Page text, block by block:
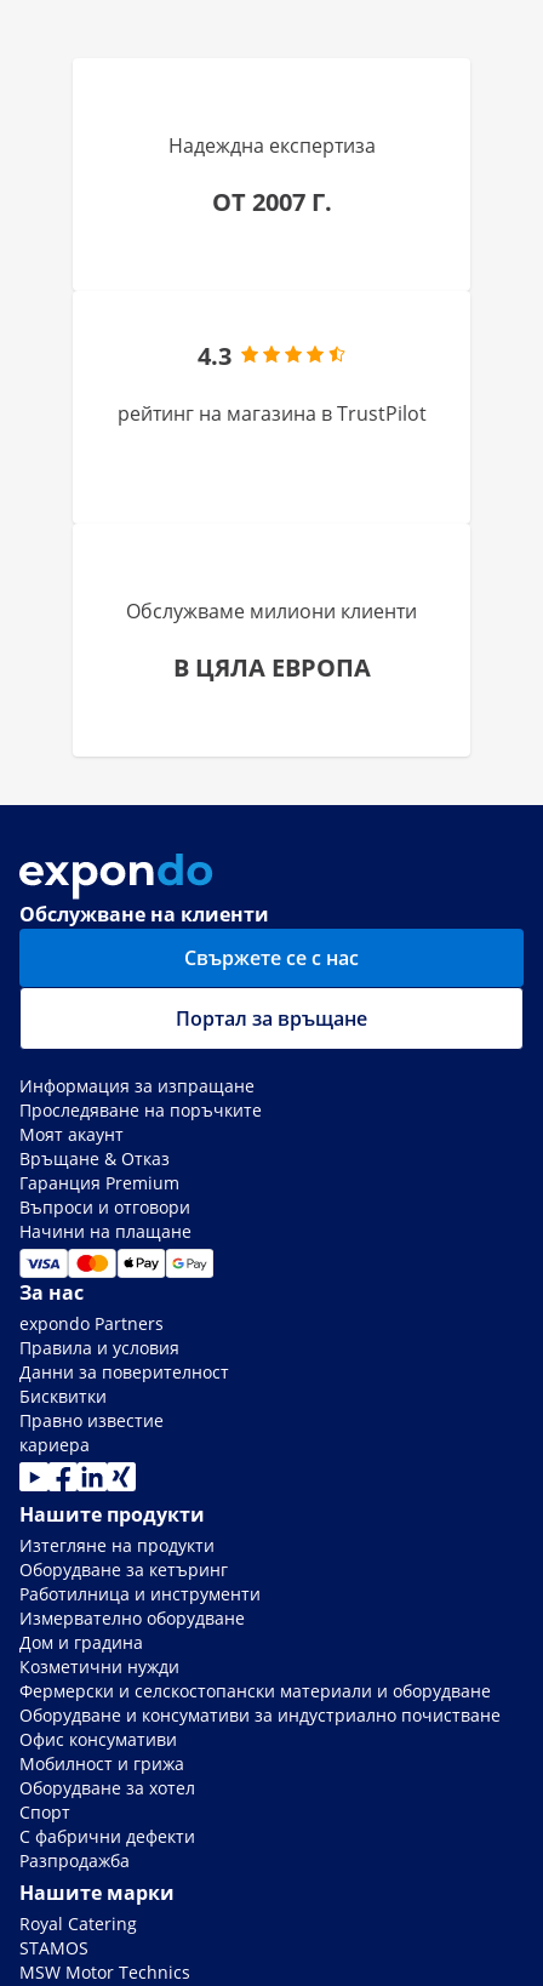
Надеждна експертиза
ОТ 2007 Г.
4.3
рейтинг на магазина в TrustPilot
Обслужваме милиони клиенти
В ЦЯЛА ЕВРОПА
Обслужване на клиенти
Свържете се с нас
Портал за връщане
Информация за изпращане
Проследяване на поръчките
Моят акаунт
Връщане & Отказ
Гаранция Premium
Въпроси и отговори
Начини на плащане
За нас
expondo Partners
Правила и условия
Данни за поверителност
Бисквитки
Правно известие
кариера
Нашите продукти
Изтегляне на продукти
Оборудване за кетъринг
Работилница и инструменти
Измервателно оборудване
Дом и градина
Козметични нужди
Фермерски и селскостопански материали и оборудване
Оборудване и консумативи за индустриално почистване
Офис консумативи
Мобилност и грижа
Оборудване за хотел
Спорт
С фабрични дефекти
Разпродажба
Нашите марки
Royal Catering
STAMOS
MSW Motor Technics